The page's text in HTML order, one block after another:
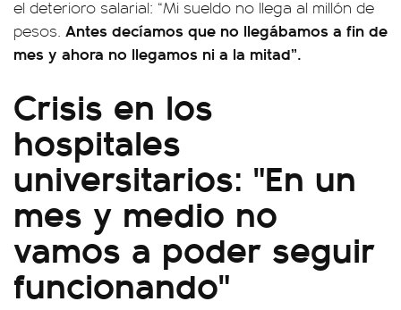
el deterioro salarial: “Mi sueldo no llega al millón de
pesos. Antes decíamos que no llegábamos a fin de
mes y ahora no llegamos ni a la mitad”.
Crisis en los
hospitales
universitarios: "En un
mes y medio no
vamos a poder seguir
funcionando"